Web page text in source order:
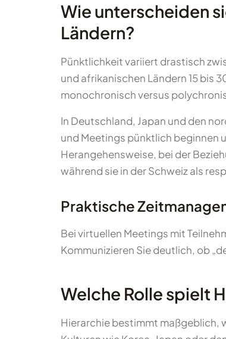
Wie unterscheiden
Ländern?
Pünktlichkeit variiert drastisch
und afrikanischen Ländern 15 bis
monochronisch versus
In Deutschland, Japan und den
und Meetings pünktlich beginnen
Herangehensweise, bei der
während sie in der Schweiz als
Praktische
Bei virtuellen Meetings mit
Kommunizieren Sie deutlich, ob
Welche Rolle spielt
Hierarchie bestimmt maßgeblich,